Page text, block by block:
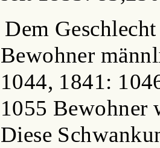
Dem
Bewohner
1044, 1841:
1055 Bewohner
Diese